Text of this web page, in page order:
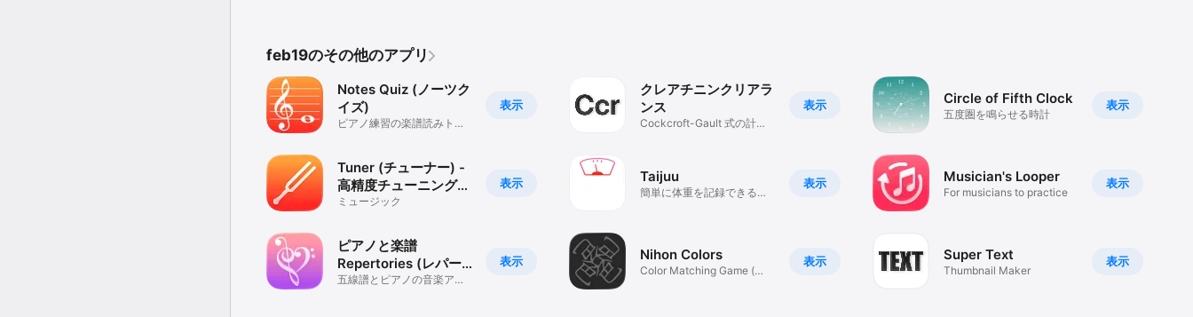
feb19のその他のアプリ
表示
Notes Quiz (ノーツク
イズ)
ピアノ練習の楽譜読みトレ
表示
Tuner (チューナー) -
高精度チューニングア
プリ
ミュージック
表示
ピアノと楽譜
Repertories (レパー
トリーズ)
五線譜とピアノの音楽アプ
表示
クレアチニンクリアラ
ンス
Cockcroft-Gault 式の計算
表示
Taijuu
簡単に体重を記録できるア
表示
Nihon Colors
Color Matching Game (色
表示
Circle of Fifth Clock
五度圏を鳴らせる時計
表示
Musician's Looper
For musicians to practice
表示
Super Text
Thumbnail Maker